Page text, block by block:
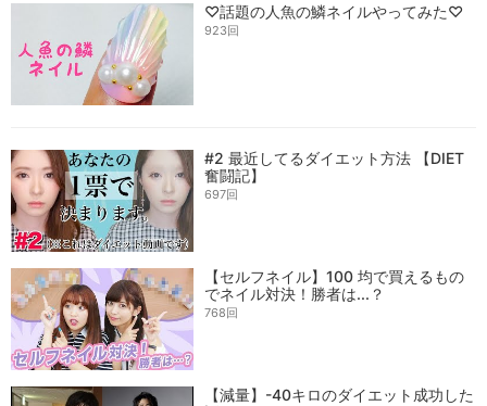
♡話題の人魚の鱗ネイルやってみた♡
923回
#2 最近してるダイエット方法 【DIET
奮闘記】
697回
【セルフネイル】100 均で買えるもの
でネイル対決！勝者は...？
768回
【減量】-40キロのダイエット成功した